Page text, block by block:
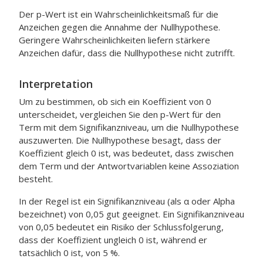
Der p-Wert ist ein Wahrscheinlichkeitsmaß für die
Anzeichen gegen die Annahme der Nullhypothese.
Geringere Wahrscheinlichkeiten liefern stärkere
Anzeichen dafür, dass die Nullhypothese nicht zutrifft.
Interpretation
Um zu bestimmen, ob sich ein Koeffizient von 0
unterscheidet, vergleichen Sie den p-Wert für den
Term mit dem Signifikanzniveau, um die Nullhypothese
auszuwerten. Die Nullhypothese besagt, dass der
Koeffizient gleich 0 ist, was bedeutet, dass zwischen
dem Term und der Antwortvariablen keine Assoziation
besteht.
In der Regel ist ein Signifikanzniveau (als α oder Alpha
bezeichnet) von 0,05 gut geeignet. Ein Signifikanzniveau
von 0,05 bedeutet ein Risiko der Schlussfolgerung,
dass der Koeffizient ungleich 0 ist, während er
tatsächlich 0 ist, von 5 %.